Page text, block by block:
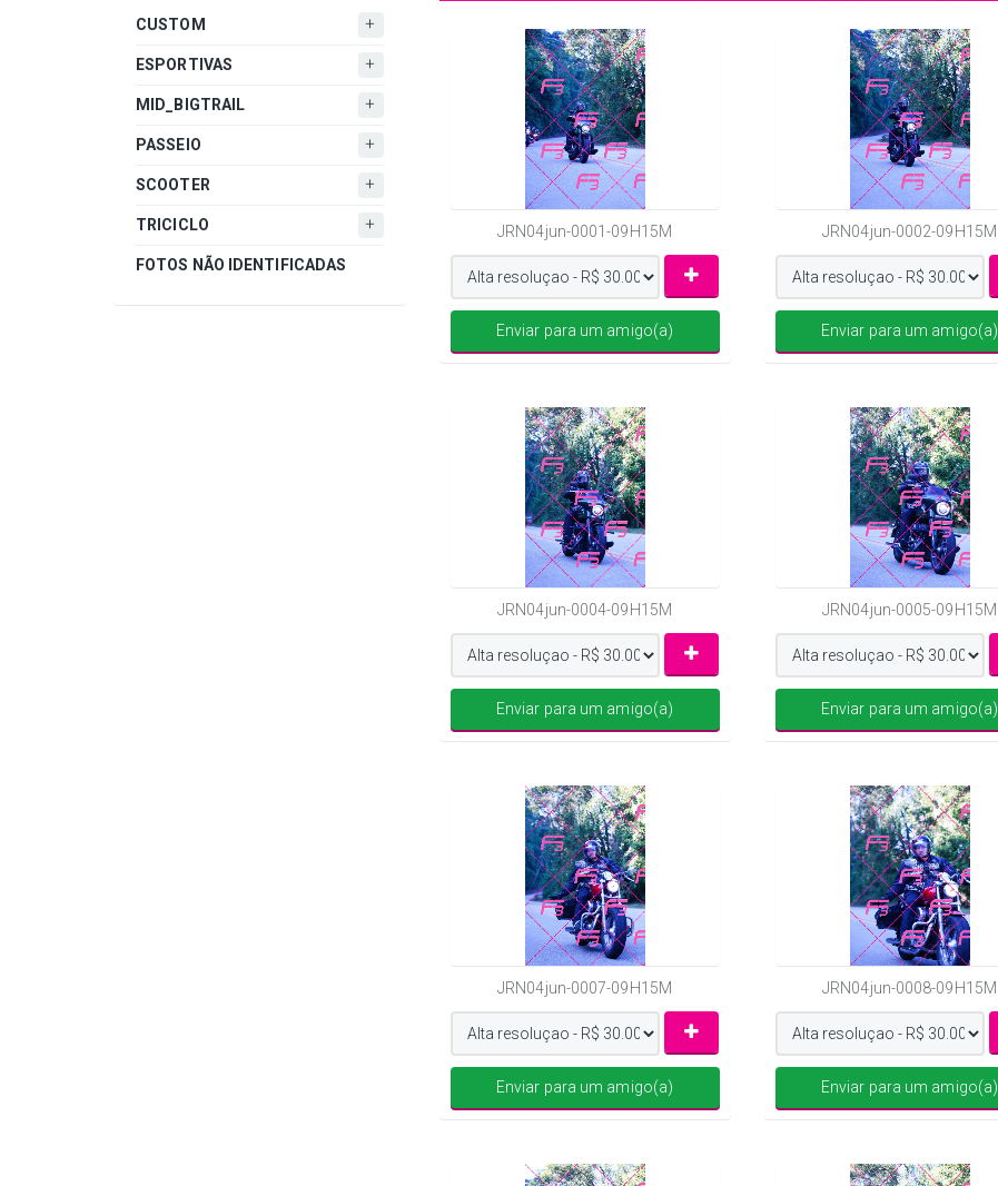
CUSTOM
ESPORTIVAS
MID_BIGTRAIL
PASSEIO
SCOOTER
TRICICLO
FOTOS NÃO IDENTIFICADAS
JRN04jun-0001-09H15M
Enviar para um amigo(a)
JRN04jun-0002-09H15M
Enviar para um amigo(a)
JRN04jun-0004-09H15M
Enviar para um amigo(a)
JRN04jun-0005-09H15M
Enviar para um amigo(a)
JRN04jun-0007-09H15M
Enviar para um amigo(a)
JRN04jun-0008-09H15M
Enviar para um amigo(a)